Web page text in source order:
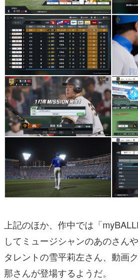
上記のほか、作中では「
してミュージシャンのあのさん
タレントの雪平莉左さん、動画
那さんが登場するようだ。